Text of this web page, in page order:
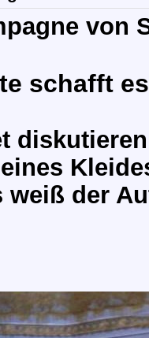
von
schafft
weiß der